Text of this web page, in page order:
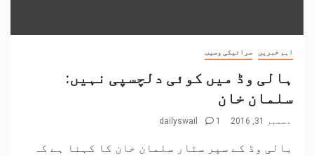
اہم خبریں سرائیکی وسیب
ہالی وڈ میں کوئی دلچسپی نہیں:
سلمان خان
دسمبر 31, 2016 dailyswail 1
بالی وڈ کے سپر سٹار سلمان خان کا کہنا ہے کہ